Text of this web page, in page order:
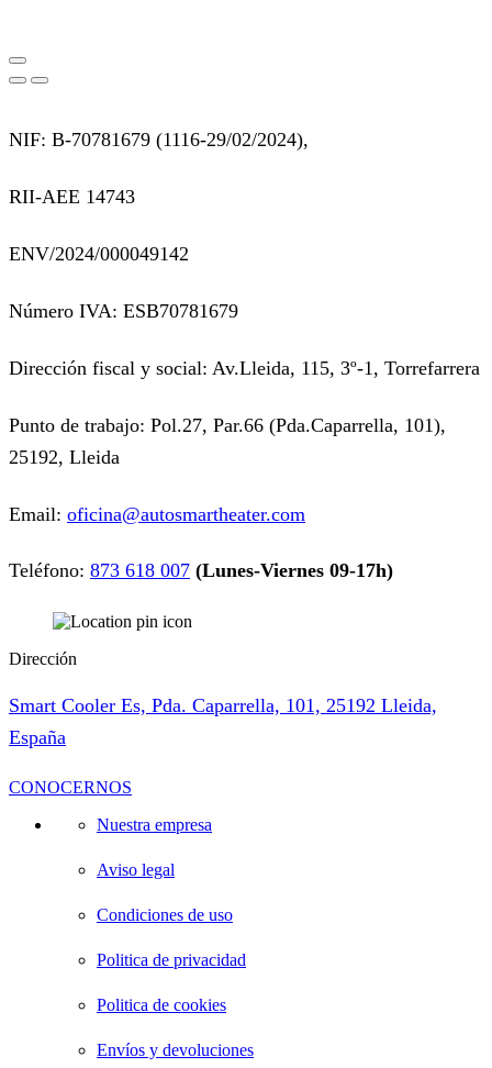
NIF: B-70781679 (1116-29/02/2024),
RII-AEE 14743
ENV/2024/000049142
Número IVA: ESB70781679
Dirección fiscal y social: Av.Lleida, 115, 3º-1, Torrefarrera
Punto de trabajo: Pol.27, Par.66 (Pda.Caparrella, 101),
25192, Lleida
Email: oficina@autosmartheater.com
Teléfono: 873 618 007 (Lunes-Viernes 09-17h)
Dirección
Smart Cooler Es, Pda. Caparrella, 101, 25192 Lleida,
España
CONOCERNOS
Nuestra empresa
Aviso legal
Condiciones de uso
Politica de privacidad
Politica de cookies
Envíos y devoluciones